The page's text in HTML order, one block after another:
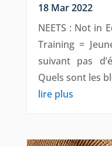
18 Mar 2022
NEETS : Not in
Training =
suivant pas
Quels sont les
lire plus